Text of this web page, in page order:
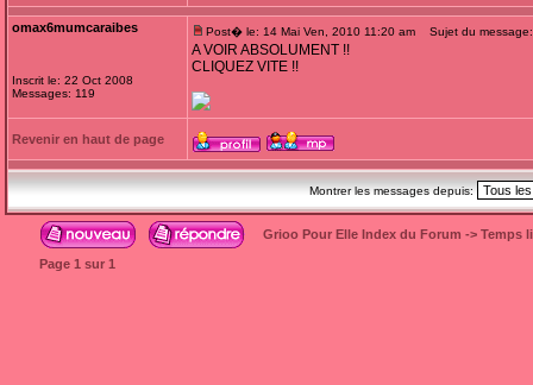
omax6mumcaraibes
Inscrit le: 22 Oct 2008
Messages: 119
Post� le: 14 Mai Ven, 2010 11:20 am Sujet du message:
A VOIR ABSOLUMENT !!
CLIQUEZ VITE !!
Revenir en haut de page
Montrer les messages depuis:
Grioo Pour Elle Index du Forum -> Temps
Page 1 sur 1